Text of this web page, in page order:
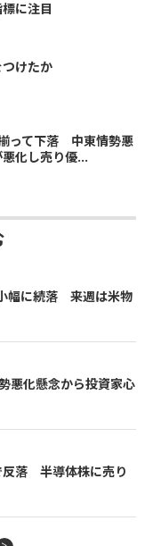
に注目
けたか
って下落 中東情勢悪
化し売り優...
幅に続落 来週は米物
悪化懸念から投資家心
反落 半導体株に売り